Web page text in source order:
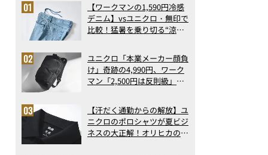
【ワークマンの1,590円冷感
デニム】vsユニクロ・無印で
比較！猛暑を乗り切る“涼感
で決定版
ユニクロ「本業メーカー顔負
け」奇跡の4,990円、ワーク
マン「2,500円は反則級」凄
ト3】（2026年6月版）
【汗だく通勤からの解放】ユ
ニクロのポロシャツが夏ビジ
ネスの大正解！オリヒカの透